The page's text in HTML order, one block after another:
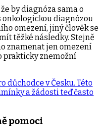
by diagnóza sama o
onkologickou diagnózou
omezení, jiný člověk se
těžké následky. Stejně
znamenat jen omezení
prakticky znemožní
důchodce v Česku. Této
a žádosti teď často
pomoci